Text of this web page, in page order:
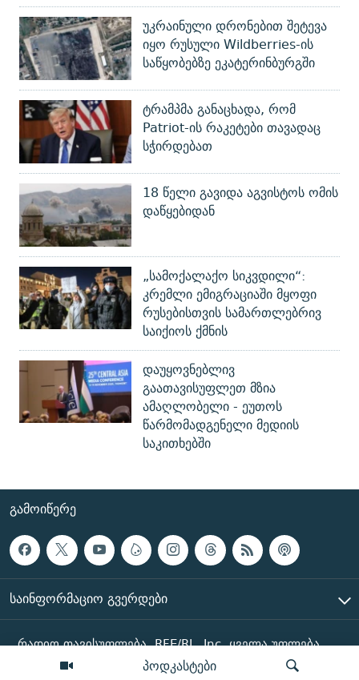
პოდკასტები
უკრაინული დრონებით შეტევა
იყო რუსული Wildberries-ის
საწყობებზე ეკატერინბურგში
ტრამპმა განაცხადა, რომ
Patriot-ის რაკეტები თავადაც
სჭირდებათ
18 წელი გავიდა აგვისტოს ომის
დაწყებიდან
„სამოქალაქო სიკვდილი“:
კრემლი ემიგრაციაში მყოფი
რუსებისთვის სამართლებრივ
საიქიოს ქმნის
დაუყოვნებლივ
გაათავისუფლეთ მზია
ამაღლობელი - ეუთოს
წარმომადგენელი მედიის
საკითხებში
ᲒᲐᲛᲝᲘᲬᲔᲠᲔ
ᲡᲐᲘᲜᲤᲝᲠᲛᲐᲪᲘᲝ ᲒᲕᲔᲠᲓᲔᲑᲘ
რადიო თავისუფლება, RFE/RL, Inc. ყველა უფლება
დაცულია